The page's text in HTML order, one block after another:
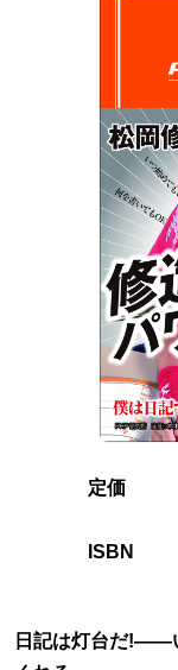
定価
ISBN
日記は灯台だ!——